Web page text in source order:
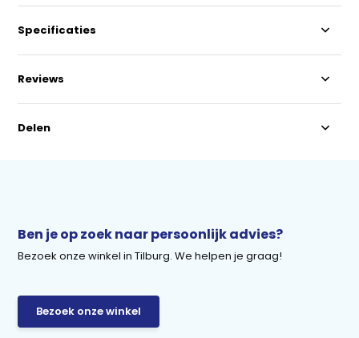
Specificaties
Reviews
Delen
Ben je op zoek naar persoonlijk advies?
Bezoek onze winkel in Tilburg. We helpen je graag!
Bezoek onze winkel